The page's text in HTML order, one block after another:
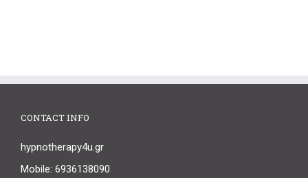
CONTACT INFO
hypnotherapy4u.gr
Mobile: 6936138090